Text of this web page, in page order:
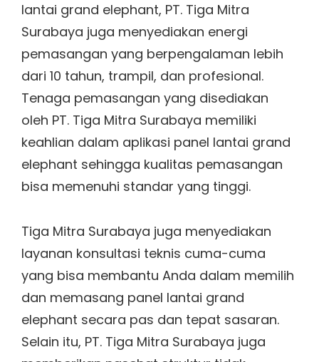
lantai grand elephant, PT. Tiga Mitra
Surabaya juga menyediakan energi
pemasangan yang berpengalaman lebih
dari 10 tahun, trampil, dan profesional.
Tenaga pemasangan yang disediakan
oleh PT. Tiga Mitra Surabaya memiliki
keahlian dalam aplikasi panel lantai grand
elephant sehingga kualitas pemasangan
bisa memenuhi standar yang tinggi.
Tiga Mitra Surabaya juga menyediakan
layanan konsultasi teknis cuma-cuma
yang bisa membantu Anda dalam memilih
dan memasang panel lantai grand
elephant secara pas dan tepat sasaran.
Selain itu, PT. Tiga Mitra Surabaya juga